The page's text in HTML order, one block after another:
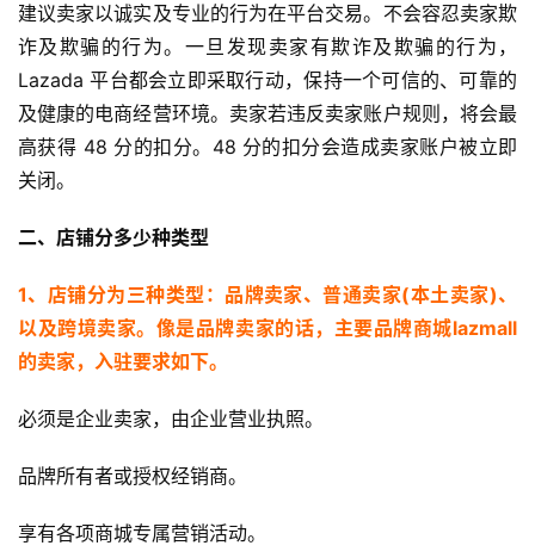
建议卖家以诚实及专业的行为在平台交易。不会容忍卖家欺
诈及欺骗的行为。一旦发现卖家有欺诈及欺骗的行为，
Lazada 平台都会立即采取行动，保持一个可信的、可靠的
及健康的电商经营环境。卖家若违反卖家账户规则，将会最
高获得 48 分的扣分。48 分的扣分会造成卖家账户被立即
关闭。
二、店铺分多少种类型
1、店铺分为三种类型：品牌卖家、普通卖家(本土卖家)、
以及跨境卖家。像是品牌卖家的话，主要品牌商城lazmall
的卖家，入驻要求如下。
必须是企业卖家，由企业营业执照。
品牌所有者或授权经销商。
享有各项商城专属营销活动。